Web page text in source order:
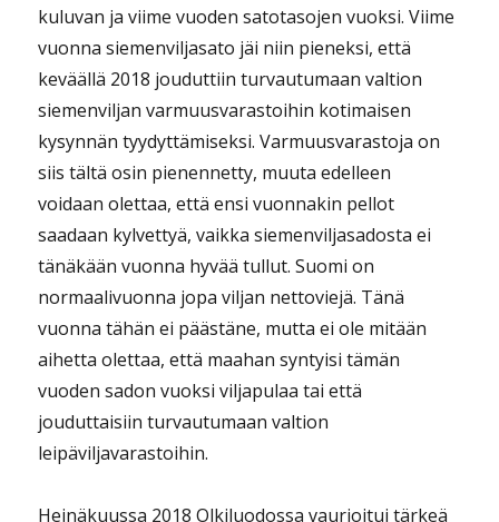
kuluvan ja viime vuoden satotasojen vuoksi. Viime
vuonna siemenviljasato jäi niin pieneksi, että
keväällä 2018 jouduttiin turvautumaan valtion
siemenviljan varmuusvarastoihin kotimaisen
kysynnän tyydyttämiseksi. Varmuusvarastoja on
siis tältä osin pienennetty, muuta edelleen
voidaan olettaa, että ensi vuonnakin pellot
saadaan kylvettyä, vaikka siemenviljasadosta ei
tänäkään vuonna hyvää tullut. Suomi on
normaalivuonna jopa viljan nettoviejä. Tänä
vuonna tähän ei päästäne, mutta ei ole mitään
aihetta olettaa, että maahan syntyisi tämän
vuoden sadon vuoksi viljapulaa tai että
jouduttaisiin turvautumaan valtion
leipäviljavarastoihin.
Heinäkuussa 2018 Olkiluodossa vaurioitui tärkeä